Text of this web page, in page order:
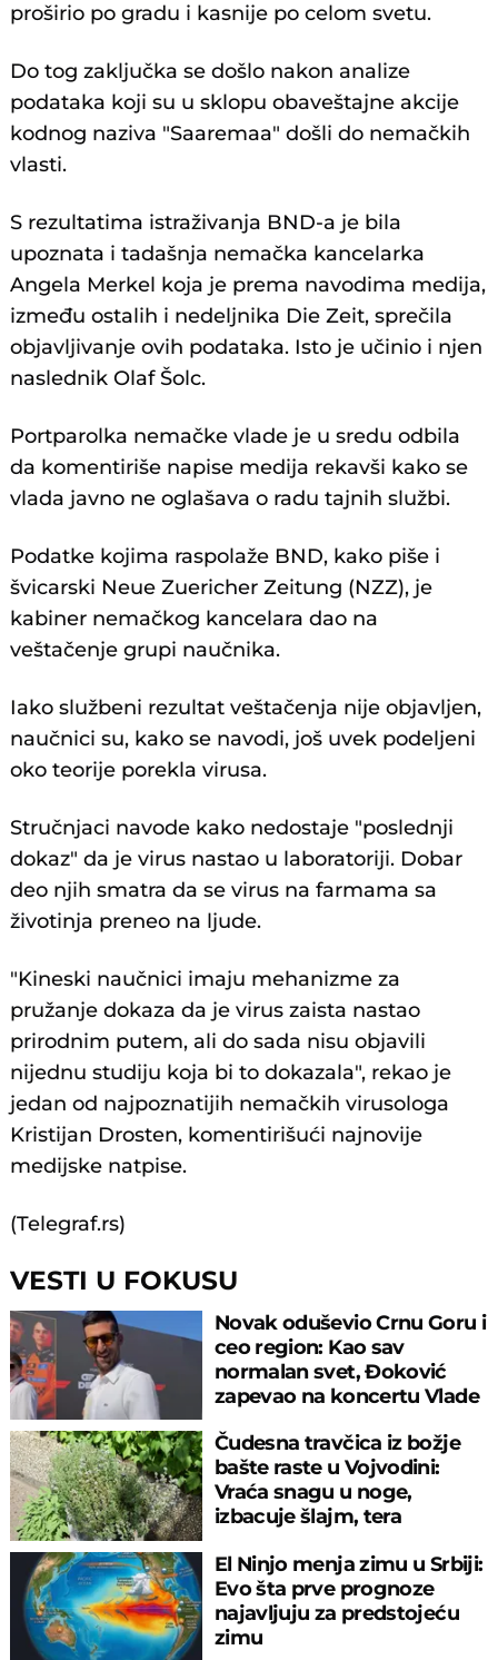
proširio po gradu i kasnije po celom svetu.
Do tog zaključka se došlo nakon analize
podataka koji su u sklopu obaveštajne akcije
kodnog naziva "Saaremaa" došli do nemačkih
vlasti.
S rezultatima istraživanja BND-a je bila
upoznata i tadašnja nemačka kancelarka
Angela Merkel koja je prema navodima medija,
između ostalih i nedeljnika Die Zeit, sprečila
objavljivanje ovih podataka. Isto je učinio i njen
naslednik Olaf Šolc.
Portparolka nemačke vlade je u sredu odbila
da komentiriše napise medija rekavši kako se
vlada javno ne oglašava o radu tajnih službi.
Podatke kojima raspolaže BND, kako piše i
švicarski Neue Zuericher Zeitung (NZZ), je
kabiner nemačkog kancelara dao na
veštačenje grupi naučnika.
Iako službeni rezultat veštačenja nije objavljen,
naučnici su, kako se navodi, još uvek podeljeni
oko teorije porekla virusa.
Stručnjaci navode kako nedostaje "poslednji
dokaz" da je virus nastao u laboratoriji. Dobar
deo njih smatra da se virus na farmama sa
životinja preneo na ljude.
"Kineski naučnici imaju mehanizme za
pružanje dokaza da je virus zaista nastao
prirodnim putem, ali do sada nisu objavili
nijednu studiju koja bi to dokazala", rekao je
jedan od najpoznatijih nemačkih virusologa
Kristijan Drosten, komentirišući najnovije
medijske natpise.
(Telegraf.rs)
VESTI U FOKUSU
Novak oduševio Crnu Goru i
ceo region: Kao sav
normalan svet, Đoković
zapevao na koncertu Vlade
Čudesna travčica iz božje
bašte raste u Vojvodini:
Vraća snagu u noge,
izbacuje šlajm, tera
El Ninjo menja zimu u Srbiji:
Evo šta prve prognoze
najavljuju za predstojeću
zimu